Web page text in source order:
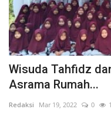
News
Wisuda Akbar
Kisah
Wisuda Tahfidz
Asrama Rumah...
Redaksi Mar 19, 2022 0